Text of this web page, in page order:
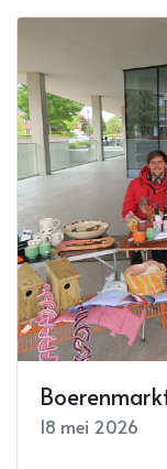
18 mei 2026